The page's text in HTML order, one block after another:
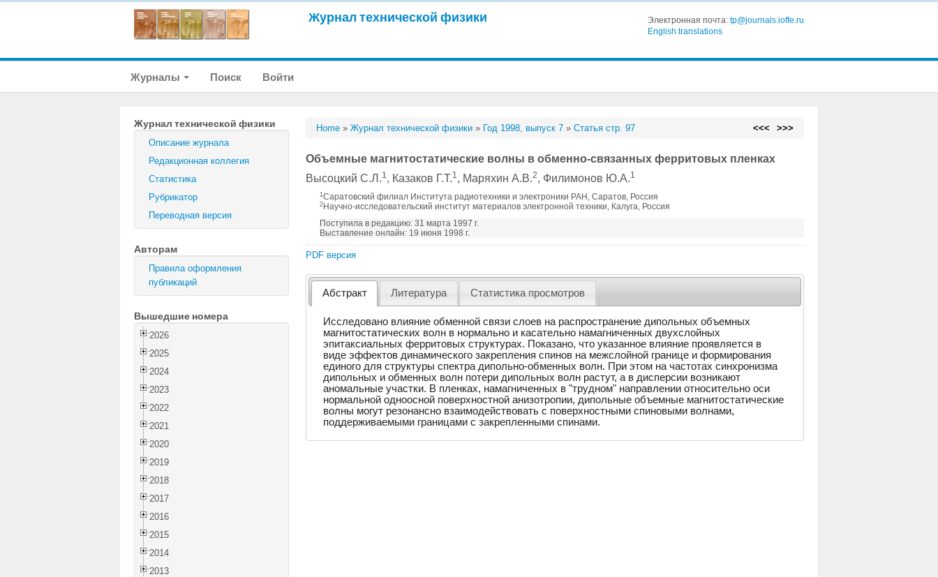
Журнал технической физики Электронная почта: tp@journals.ioffe.ru
English translations
Журналы Поиск Войти
Журнал технической физики
Описание журнала
Редакционная коллегия
Статистика
Рубрикатор
Переводная версия
Авторам
Правила оформления
публикаций
Вышедшие номера
2026
2025
2024
2023
2022
2021
2020
2019
2018
2017
2016
2015
2014
2013
Home »Журнал технической физики » Год 1998, выпуск 7 »Статья стр. 97 <<< >>>
Объемные магнитостатические волны в обменно-связанных ферритовых пленках
Высоцкий С.Л.1, Казаков Г.Т.1, Маряхин А.В.2, Филимонов Ю.А.1
1Саратовский филиал Института радиотехники и электроники РАН, Саратов, Россия
2 Научно-исследовательский институт материалов электронной техники, Калуга, Россия
Поступила в редакцию: 31 марта 1997 г.
Выставление онлайн: 19 июня 1998 г.
PDF версия
Абстракт Литература Статистика просмотров
Исследовано влияние обменной связи слоев на распространение дипольных объемных
магнитостатических волн в нормально и касательно намагниченных двухслойных
эпитаксиальных ферритовых структурах. Показано, что указанное влияние проявляется в
виде эффектов динамического закрепления спинов на межслойной границе и формирования
единого для структуры спектра дипольно-обменных волн. При этом на частотах синхронизма
дипольных и обменных волн потери дипольных волн растут, а в дисперсии возникают
аномальные участки. В пленках, намагниченных в "трудном" направлении относительно оси
нормальной одноосной поверхностной анизотропии, дипольные объемные магнитостатические
волны могут резонансно взаимодействовать с поверхностными спиновыми волнами,
поддерживаемыми границами с закрепленными спинами.